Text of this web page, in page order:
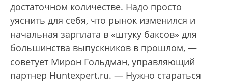
достаточном количестве. Надо просто
уяснить для себя, что рынок изменился и
начальная зарплата в «штуку баксов» для
большинства выпускников в прошлом, —
советует Мирон Гольдман, управляющий
партнер Huntexpert.ru. — Нужно стараться